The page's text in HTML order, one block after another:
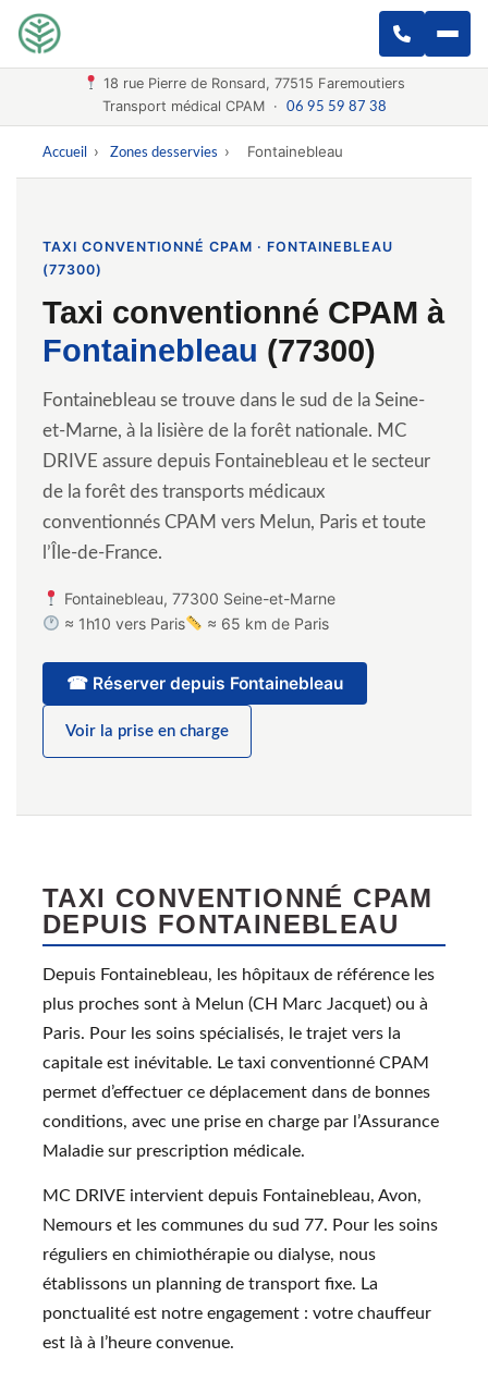
18 rue Pierre de Ronsard, 77515 Faremoutiers
Transport médical CPAM ·
06 95 59 87 38
Accueil › Zones desservies › Fontainebleau
TAXI CONVENTIONNÉ CPAM · FONTAINEBLEAU
(77300)
Taxi conventionné CPAM à
Fontainebleau (77300)
Fontainebleau se trouve dans le sud de la Seine-
et-Marne, à la lisière de la forêt nationale. MC
DRIVE assure depuis Fontainebleau et le secteur
de la forêt des transports médicaux
conventionnés CPAM vers Melun, Paris et toute
l’Île-de-France.
Fontainebleau, 77300 Seine-et-Marne
≈ 1h10 vers Paris
≈ 65 km de Paris
☎ Réserver depuis Fontainebleau
Voir la prise en charge
TAXI CONVENTIONNÉ CPAM
DEPUIS FONTAINEBLEAU
Depuis Fontainebleau, les hôpitaux de référence les
plus proches sont à Melun (CH Marc Jacquet) ou à
Paris. Pour les soins spécialisés, le trajet vers la
capitale est inévitable. Le taxi conventionné CPAM
permet d’effectuer ce déplacement dans de bonnes
conditions, avec une prise en charge par l’Assurance
Maladie sur prescription médicale.
MC DRIVE intervient depuis Fontainebleau, Avon,
Nemours et les communes du sud 77. Pour les soins
réguliers en chimiothérapie ou dialyse, nous
établissons un planning de transport fixe. La
ponctualité est notre engagement : votre chauffeur
est là à l’heure convenue.